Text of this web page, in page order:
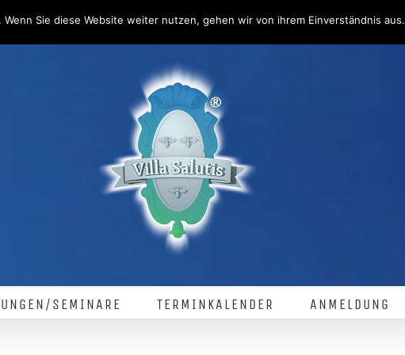
SEMINARE TERMINKALENDER ANMELDUNG
Sie diese Website weiter nutzen, gehen wir von ihrem Einverständnis aus.